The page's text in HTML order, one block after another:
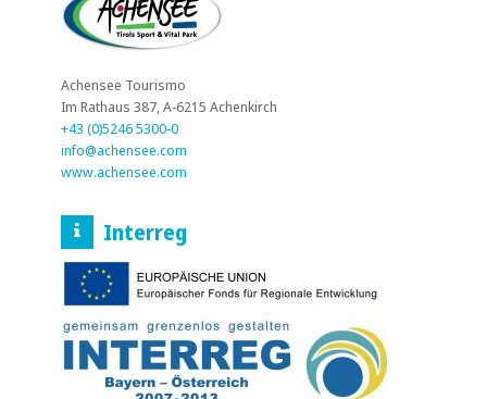
Achensee Tourismo
Im Rathaus 387, A-6215 Achenkirch
+43 (0)5246 5300-0
info@achensee.com
www.achensee.com
Interreg